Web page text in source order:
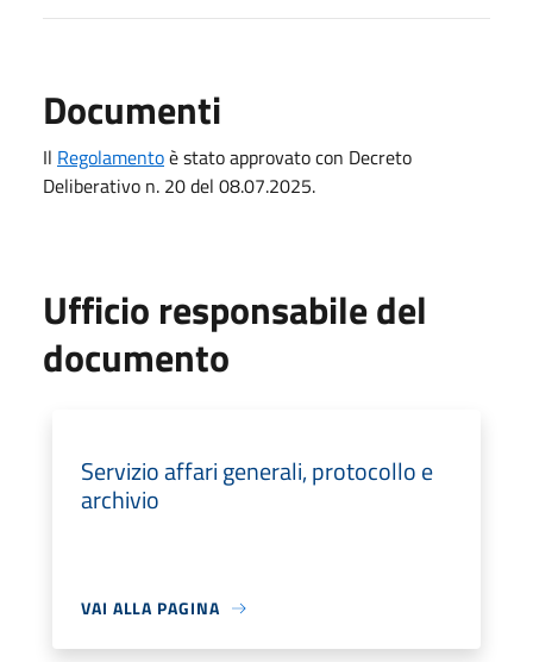
Documenti
Il Regolamentoè stato approvato con Decreto
Deliberativo n. 20 del 08.07.2025.
Ufficio responsabile del
documento
Servizio affari generali, protocollo e
archivio
VAI ALLA PAGINA